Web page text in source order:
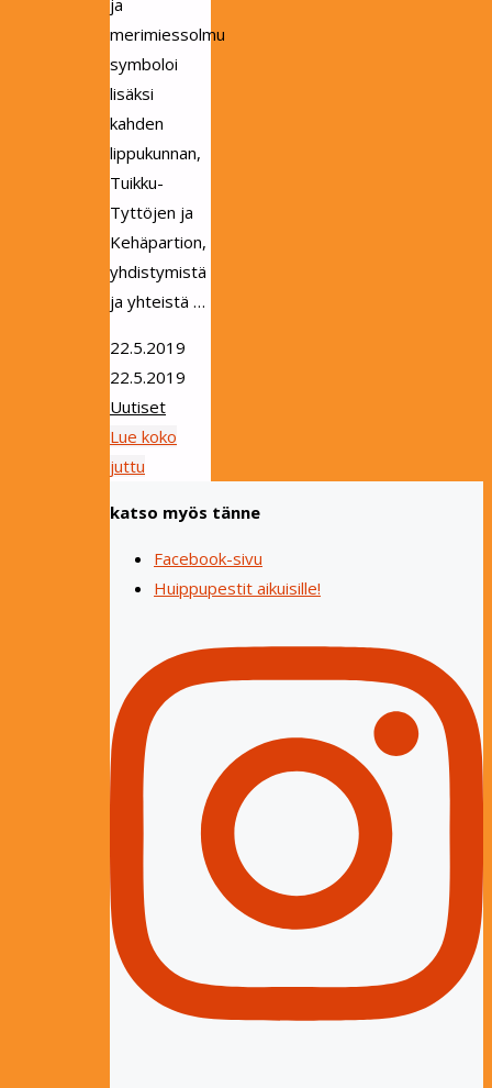
ja
merimiessolmu
symboloi
lisäksi
kahden
lippukunnan,
Tuikku-
Tyttöjen ja
Kehäpartion,
yhdistymistä
ja yhteistä …
22.5.2019
22.5.2019
Uutiset
Lue koko
juttu
21.5.2019"
katso myös tänne
Facebook-sivu
Huippupestit aikuisille!